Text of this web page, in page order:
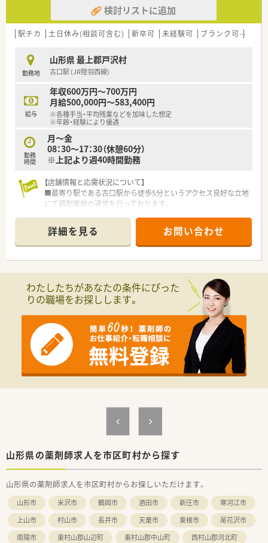
検討リストに追加
駅チカ 土日休み(相談可含む) 新卒可 未経験可 ブランク可
勤務地
山形県 最上郡戸沢村
古口駅 (JR陸羽西線)
給与
年収600万円～700万円
月給500,000円～583,400円
※各種手当・平均残業などを加味した想定
※年齢・経験により優遇
勤務
時間
月～金
08：30～17：30（休憩60分）
※上記より週40時間勤務
【店舗情報と応需状況について】
■最寄り駅である古口駅から徒歩5分というアクセス良好な立地
にて調剤薬局の運営を行っております。
ど応需しており在宅業務にも対応します。
■常勤の薬剤師1名と事務員1名の体制で協力しながら地域住民
の健康をサポートする風通しの良い店舗です。
■今回は欠員補充のための急募となっており早期にご入職いた
だける意欲的な方を歓迎しております。
■患者様とのコミュニケーションを大切にし地域医療に貢献し
■調剤業務の経験をお持ちの方を優遇いたしますが未経験の方
でも意欲があればまずはご相談ください。
【法人特徴について】
■山形県最上地区にて3店舗の調剤薬局を運営し居宅介護支援も
行うなど地域包括ケアの中核を担います。
■山形県内で第一号となる健康サポート薬局の認定を受けてお
■他職種と緊密に連携しながら患者様の健康生活や病院から在
宅へのスムーズな移行を全力で支援します。
詳細を見る お問い合わせ
わたしたちがあなたの条件にぴった
りの職場をお探しします。
山形県の薬剤師求人を市区町村から探す
山形県の薬剤師求人を市区町村からお探しいただけます。
山形市 米沢市 鶴岡市 酒田市 新庄市
寒河江市
上山市
村山市 長井市 天童市 東根市
尾花沢市
南陽市
東村山郡山辺町 東村山郡中山町 西村山郡河北町